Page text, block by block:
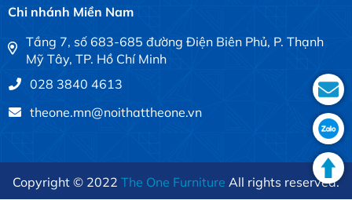
Chi nhánh Miền Nam
Tầng 7, số 683-685 đường Điện Biên Phủ, P. Thạnh
Mỹ Tây, TP. Hồ Chí Minh
028 3840 4613
theone.mn@noithattheone.vn
Copyright © 2022 The One Furniture All rights reserved.